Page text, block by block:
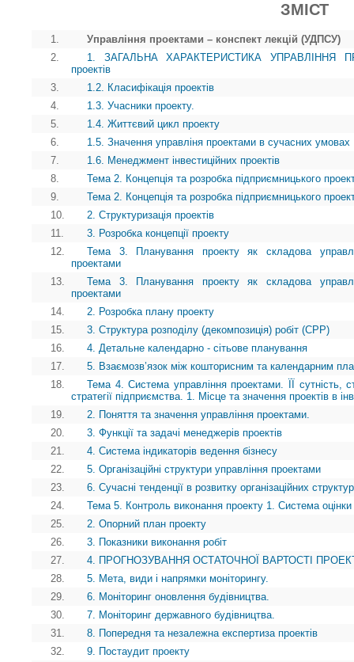
ЗМІСТ
1.
Управління проектами – конспект лекцій (УДПСУ)
2.
1. ЗАГАЛЬНА ХАРАКТЕРИСТИКА УПРАВЛІННЯ
проектів
3.
1.2. Класифікація проектів
4.
1.3. Учасники проекту.
5.
1.4. Життєвий цикл проекту
6.
1.5. Значення управліня проектами в сучасних умовах
7.
1.6. Менеджмент інвестиційних проектів
8.
Тема 2. Концепція та розробка підприємницького
9.
Тема 2. Концепція та розробка підприємницького
10.
2. Структуризація проектів
11.
3. Розробка концепції проекту
12.
Тема 3. Планування проекту як складова
проектами
13.
Тема 3. Планування проекту як складова
проектами
14.
2. Розробка плану проекту
15.
3. Структура розподілу (декомпозиція) робіт (СРР)
16.
4. Детальне календарно - сітьове планування
17.
5. Взаємозв’язок між кошторисним та календарним
18.
Тема 4. Система управління проектами. ЇЇ сутність,
стратегії підприємства. 1. Місце та значення проектів в
19.
2. Поняття та значення управління проектами.
20.
3. Функції та задачі менеджерів проектів
21.
4. Система індикаторів ведення бізнесу
22.
5. Організаційні структури управління проектами
23.
6. Сучасні тенденції в розвитку організаційних
24.
Тема 5. Контроль виконання проекту 1. Система оцінки
25.
2. Опорний план проекту
26.
3. Показники виконання робіт
27.
4. ПРОГНОЗУВАННЯ ОСТАТОЧНОЇ ВАРТОСТІ
28.
5. Мета, види і напрямки моніторингу.
29.
6. Моніторинг оновлення будівництва.
30.
7. Моніторинг державного будівництва.
31.
8. Попередня та незалежна експертиза проектів
32.
9. Постаудит проекту